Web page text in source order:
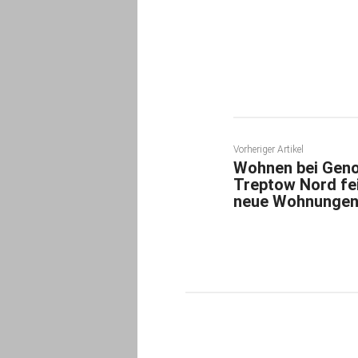
Vorheriger Artikel
Wohnen bei
Treptow Nord
neue